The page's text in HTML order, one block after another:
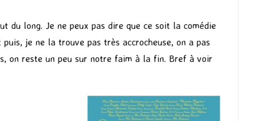
du long. Je ne peux pas dire que ce soit la comédie
je ne la trouve pas très accrocheuse, on a pas
on reste un peu sur notre faim à la fin. Bref à voir